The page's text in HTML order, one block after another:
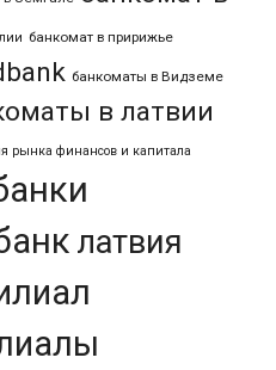
банкомат в пририжье
банкоматы в Видземе
в латвии
рынка финансов и капитала
латвия